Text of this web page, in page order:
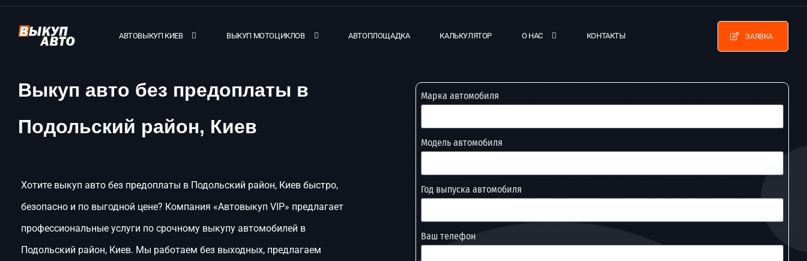
АВТОВЫКУП КИЕВ ВЫКУП МОТОЦИКЛОВ АВТОПЛОЩАДКА КАЛЬКУЛЯТОР О НАС КОНТАКТЫ ЗАЯВКА
Выкуп авто без предоплаты в
Подольский район, Киев
Хотите выкуп авто без предоплаты в Подольский район, Киев быстро,
безопасно и по выгодной цене? Компания «Автовыкуп VIP» предлагает
профессиональные услуги по срочному выкупу автомобилей в
Подольский район, Киев. Мы работаем без выходных, предлагаем
Марка автомобиля
Модель автомобиля
Год выпуска автомобиля
Ваш телефон